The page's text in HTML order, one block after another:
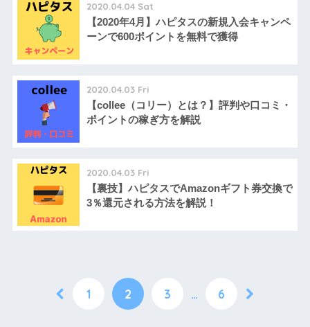
2020.04.04 Sat
【2020年4月】ハピタスの新規入会キャンペ
ーンで600ポイントを無料で獲得
2020.04.03 Fri
【collee（コリー）とは？】評判や口コミ・
ポイントの稼ぎ方を解説
2020.04.03 Fri
【裏技】ハピタスでAmazonギフト券交換で
3％還元される方法を解説！
1 2 3 … 6